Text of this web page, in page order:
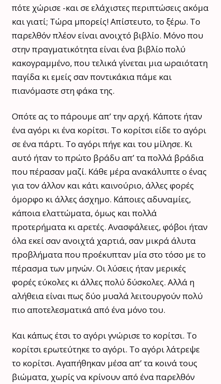
πότε χώρισε -και σε ελάχιστες περιπτώσεις ακόμα
και γιατί; Τώρα μπορείς! Απίστευτο, το ξέρω. Το
παρελθόν πλέον είναι ανοιχτό βιβλίο. Μόνο που
στην πραγματικότητα είναι ένα βιβλίο πολύ
κακογραμμένο, που τελικά γίνεται μια ωραιότατη
παγίδα κι εμείς σαν ποντικάκια πάμε και
πιανόμαστε στη φάκα της.
Οπότε ας το πάρουμε απ’ την αρχή. Κάποτε ήταν
ένα αγόρι κι ένα κορίτσι. Το κορίτσι είδε το αγόρι
σε ένα πάρτι. Το αγόρι πήγε και του μίλησε. Κι
αυτό ήταν το πρώτο βράδυ απ’ τα πολλά βράδια
που πέρασαν μαζί. Κάθε μέρα ανακάλυπτε ο ένας
για τον άλλον και κάτι καινούριο, άλλες φορές
όμορφο κι άλλες άσχημο. Κάποιες αδυναμίες,
κάποια ελαττώματα, όμως και πολλά
προτερήματα κι αρετές. Ανασφάλειες, φόβοι ήταν
όλα εκεί σαν ανοιχτά χαρτιά, σαν μικρά άλυτα
προβλήματα που προέκυπταν μία στο τόσο με το
πέρασμα των μηνών. Οι λύσεις ήταν μερικές
φορές εύκολες κι άλλες πολύ δύσκολες. Αλλά η
αλήθεια είναι πως δύο μυαλά λειτουργούν πολύ
πιο αποτελεσματικά από ένα μόνο του.
Και κάπως έτσι το αγόρι γνώρισε το κορίτσι. Το
κορίτσι ερωτεύτηκε το αγόρι. Το αγόρι λάτρεψε
το κορίτσι. Αγαπήθηκαν μέσα απ’ τα κοινά τους
βιώματα, χωρίς να κρίνουν από ένα παρελθόν